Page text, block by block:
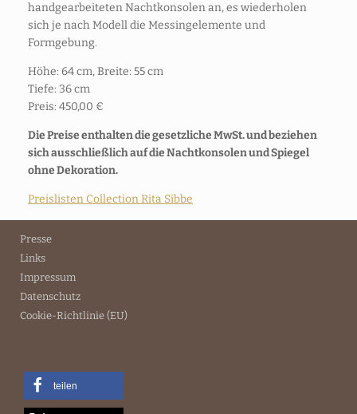
handgearbeiteten Nachtkonsolen an, es wiederholen
sich je nach Modell die Messingelemente und
Formgebung.
Höhe: 64 cm, Breite: 55 cm
Tiefe: 36 cm
Preis: 450,00 €
Die Preise enthalten die gesetzliche MwSt. und beziehen
sich ausschließlich auf die Nachtkonsolen und Spiegel
ohne Dekoration.
Preislisten Collection Rita Sibbe
Presse
Links
Impressum
Datenschutz
Cookie-Richtlinie (EU)
teilen